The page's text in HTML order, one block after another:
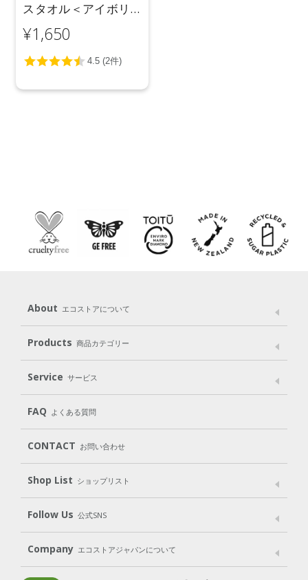
スタオル＜アイボリ
ー＞
¥1,650
About エコストアについて
メッセージ ブランドストーリー
パッケージへのこだわり
動物実験をしない
Products 商品カテゴリー
Laundry
Body（ボディ） Hair（ヘア） Oral care（オーラルケア）
Goods （グッズ）
Gift set
Service サービス
User Guide
Subscription（定期便）
FAQ よくある質問
CONTACT お問い合わせ
Shop List ショップリスト
Shop List
Follow Us 公式SNS
LINE＠ Instagram Facebook
Company エコストアジャパンについて